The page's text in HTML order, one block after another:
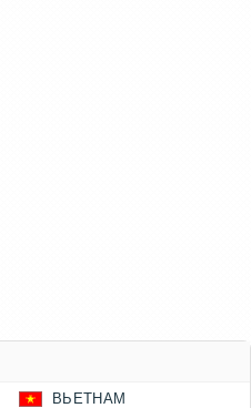
ВЬЕТНАМ